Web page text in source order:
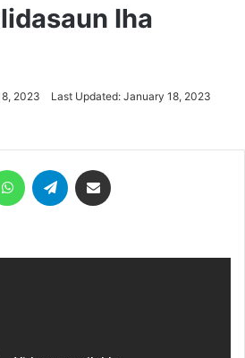
Iha
2023 Last Updated: January 18, 2023